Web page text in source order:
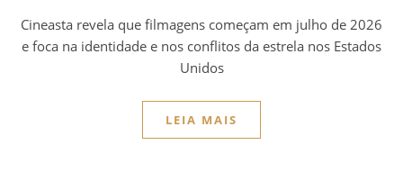
Cineasta revela que filmagens começam em julho de 2026
e foca na identidade e nos conflitos da estrela nos Estados
Unidos
LEIA MAIS